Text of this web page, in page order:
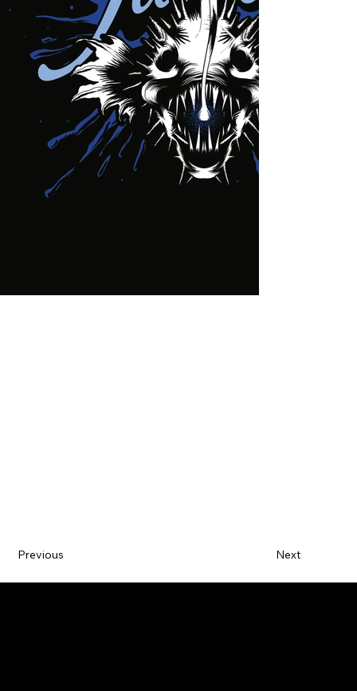
Previous Next